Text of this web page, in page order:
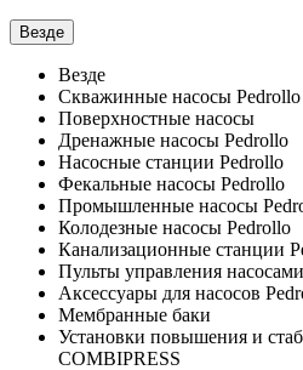
Везде
Везде
Скважинные насосы Pedrollo
Поверхностные насосы
Дренажные насосы Pedrollo
Насосные станции Pedrollo
Фекальные насосы Pedrollo
Промышленные насосы
Колодезные насосы Pedrollo
Канализационные станции
Пульты управления
Аксессуары для насосов
Мембранные баки
Установки повышения и
COMBIPRESS